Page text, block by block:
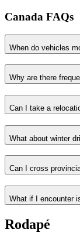
Canada FAQs
When do vehicles
Why are there
Can I take a
What about winter
Can I cross
What if I encounter
Rodapé